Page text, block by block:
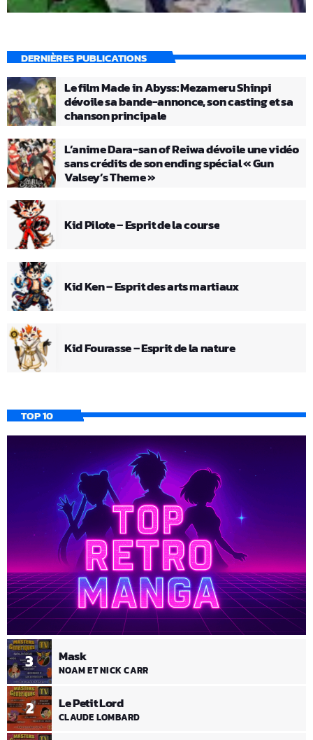
DERNIÈRES PUBLICATIONS
Le film Made in Abyss: Mezameru Shinpi
dévoile sa bande-annonce, son casting et sa
chanson principale
L’anime Dara-san of Reiwa dévoile une vidéo
sans crédits de son ending spécial « Gun
Valsey’s Theme »
Kid Pilote – Esprit de la course
Kid Ken – Esprit des arts martiaux
Kid Fourasse – Esprit de la nature
TOP 10
2 Le Petit Lord
CLAUDE LOMBARD
3 Mask
NOAM ET NICK CARR